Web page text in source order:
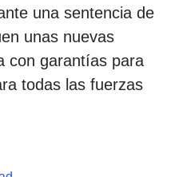
una sentencia de
unas nuevas
con garantías para
todas las fuerzas